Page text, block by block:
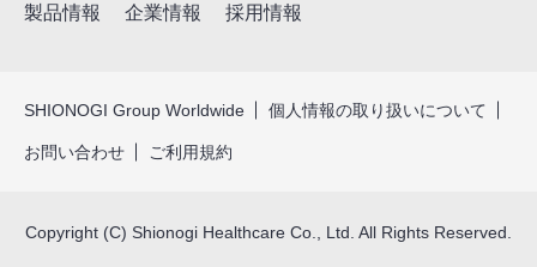
製品情報 企業情報 採用情報
SHIONOGI Group Worldwide 個人情報の取り扱いについて
お問い合わせ ご利用規約
Copyright (C) Shionogi Healthcare Co., Ltd. All Rights Reserved.